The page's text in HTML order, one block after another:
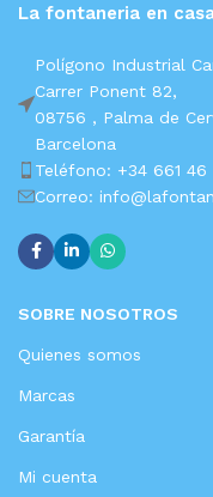
La fontaneria en
Polígono Industrial
Carrer Ponent 82,
08756 , Palma de
Barcelona
Teléfono: +34 661 46
Correo:
SOBRE NOSOTROS
Quienes somos
Marcas
Garantía
Mi cuenta